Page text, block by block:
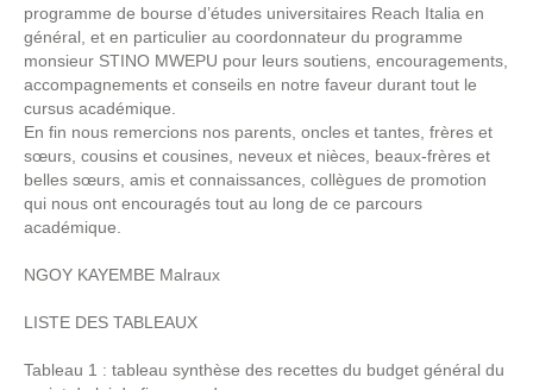
programme de bourse d’études universitaires Reach Italia en
général, et en particulier au coordonnateur du programme
monsieur STINO MWEPU pour leurs soutiens, encouragements,
accompagnements et conseils en notre faveur durant tout le
cursus académique.
En fin nous remercions nos parents, oncles et tantes, frères et
sœurs, cousins et cousines, neveux et nièces, beaux-frères et
belles sœurs, amis et connaissances, collègues de promotion
qui nous ont encouragés tout au long de ce parcours
académique.
NGOY KAYEMBE Malraux
LISTE DES TABLEAUX
Tableau 1 : tableau synthèse des recettes du budget général du